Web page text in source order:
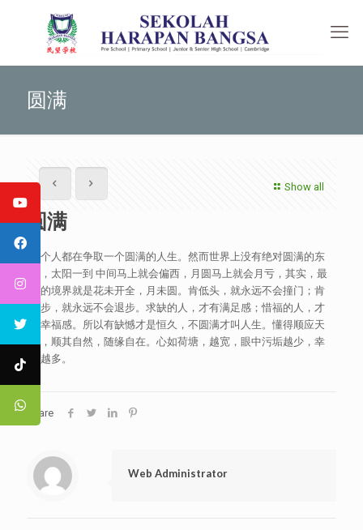
圆满
Show all
圆满
每个人都在争取一个圆满的人生。然而世界上没有绝对圆满的东
西，太阳一到 中间马上就会偏西，月圆马上就会月亏，其实，最
好的境界就是花未开全，月未圆。肯低头，就永远不会撞门；肯
让步，就永远不会退步。求缺的人，才有满足感；惜福的人，才
有幸福感。所以有缺憾才是恒久，不圆满才叫人生。懂得顺应天
道，顺其自然，随缘自在。心如荷塘，越宽，眼中污垢越少，幸
福越多。
Share
Web Administrator